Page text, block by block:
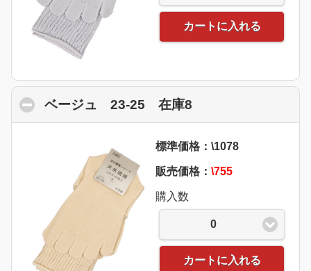
カートに入れる
ベージュ 23-25 在庫8
標準価格：\1078
販売価格： \755
購入数
0
カートに入れる